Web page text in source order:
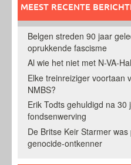
MEEST RECENTE
Belgen streden 90 jaar
oprukkende fascisme
Al wie het niet met N-VA-
Elke treinreiziger voortaan
NMBS?
Erik Todts gehuldigd na
fondsenwerving
De Britse Keir Starmer
genocide-ontkenner